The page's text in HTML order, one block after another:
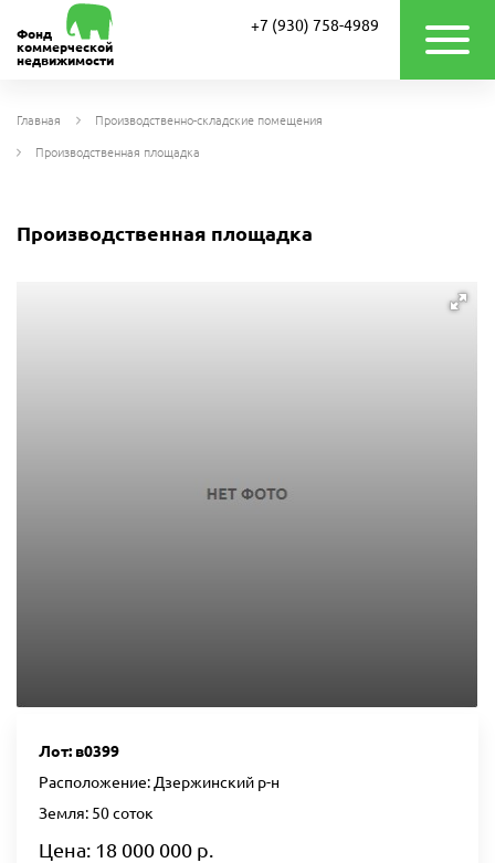
Фонд
коммерческой
недвижимости
+7 (930) 758-4989
Главная Производственно-складские помещения
Производственная площадка
Производственная площадка
Лот: в0399
Расположение: Дзержинский р-н
Земля: 50 соток
Цена: 18 000 000 р.